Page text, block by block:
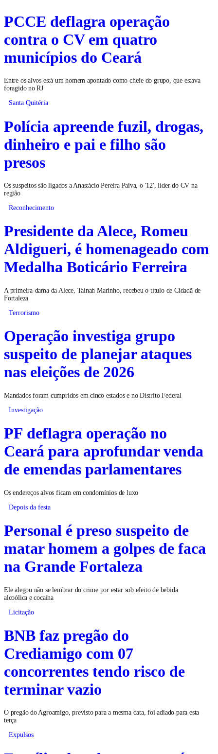
PCCE deflagra operação
contra o CV em quatro
municípios do Ceará
Entre os alvos está um homem apontado como chefe do grupo, que estava
foragido no RJ
Santa Quitéria
Polícia apreende fuzil, drogas,
dinheiro e pai e filho são
presos
Os suspeitos são ligados a Anastácio Pereira Paiva, o '12', líder do CV na
região
Reconhecimento
Presidente da Alece, Romeu
Aldigueri, é homenageado com
Medalha Boticário Ferreira
A primeira-dama da Alece, Tainah Marinho, recebeu o título de Cidadã de
Fortaleza
Terrorismo
Operação investiga grupo
suspeito de planejar ataques
nas eleições de 2026
Mandados foram cumpridos em cinco estados e no Distrito Federal
Investigação
PF deflagra operação no
Ceará para aprofundar venda
de emendas parlamentares
Os endereços alvos ficam em condomínios de luxo
Depois da festa
Personal é preso suspeito de
matar homem a golpes de faca
na Grande Fortaleza
Ele alegou não se lembrar do crime por estar sob efeito de bebida
alcoólica e cocaína
Licitação
BNB faz pregão do
Crediamigo com 07
concorrentes tendo risco de
terminar vazio
O pregão do Agroamigo, previsto para a mesma data, foi adiado para esta
terça
Expulsos